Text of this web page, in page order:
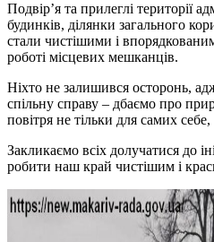
Подвір’я та прилеглі території
будинків, ділянки загального
стали чистішими і
роботі місцевих мешканців.
Ніхто не залишився осторонь,
спільну справу – дбаємо про
повітря не тільки для самих
Закликаємо всіх долучатися до
робити наш край чистішим і